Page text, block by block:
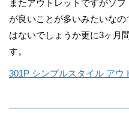
またアウトレットですがソ
が良いことが多いみたいな
はないでしょうか更に3ヶ月
す。
301P シンプルスタイル アウ